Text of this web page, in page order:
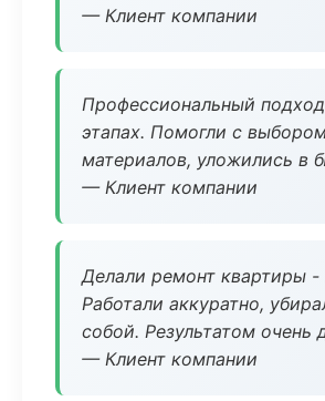
— Клиент компании
Профессиональный
этапах. Помогли с
материалов, уложились в
— Клиент компании
Делали ремонт квартиры -
Работали аккуратно,
собой. Результатом очень
— Клиент компании